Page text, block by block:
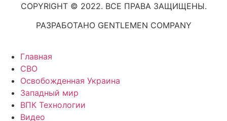
COPYRIGHT © 2022. ВСЕ ПРАВА ЗАЩИЩЕНЫ.
РАЗРАБОТАНО GENTLEMEN COMPANY
Главная
СВО
Освобожденная Украина
Западный мир
ВПК Технологии
Видео